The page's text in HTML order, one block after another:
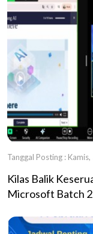
Tanggal Posting :
Kilas Balik
Microsoft Batch